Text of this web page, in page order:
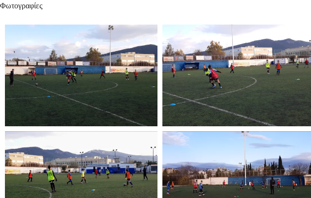
Φωτογραφίες